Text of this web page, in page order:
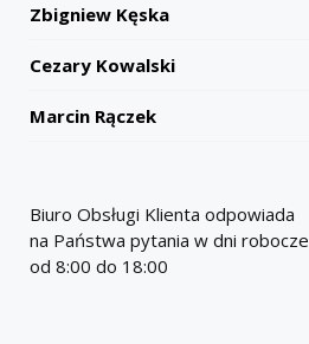
Zbigniew Kęska
Cezary Kowalski
Marcin Rączek
Biuro Obsługi Klienta odpowiada
na Państwa pytania w dni robocze
od 8:00 do 18:00